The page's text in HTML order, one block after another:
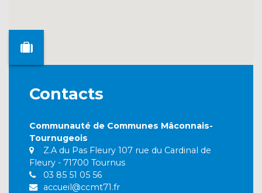
Contacts
Communauté de Communes Mâconnais-
Tournugeois
Z.A du Pas Fleury 107 rue du Cardinal de
Fleury - 71700 Tournus
03 85 51 05 56
accueil@ccmt71.fr